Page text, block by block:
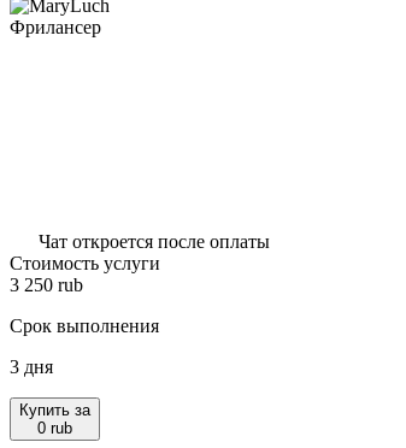
Фрилансер
Чат откроется после оплаты
Стоимость услуги
3 250 rub
Срок выполнения
3 дня
Купить за
0 rub